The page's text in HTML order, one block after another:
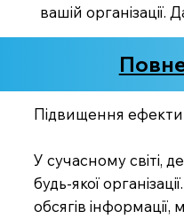
вашій
Підвищення
У сучасному світі,
будь-якої
обсягів